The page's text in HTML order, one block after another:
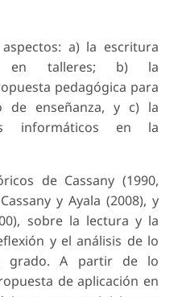
a) la escritura
en talleres; b) la
pedagógica para
de enseñanza, y c) la
informáticos en la
de Cassany (1990,
y Ayala (2008), y
sobre la lectura y la
y el análisis de lo
grado. A partir de lo
de aplicación en